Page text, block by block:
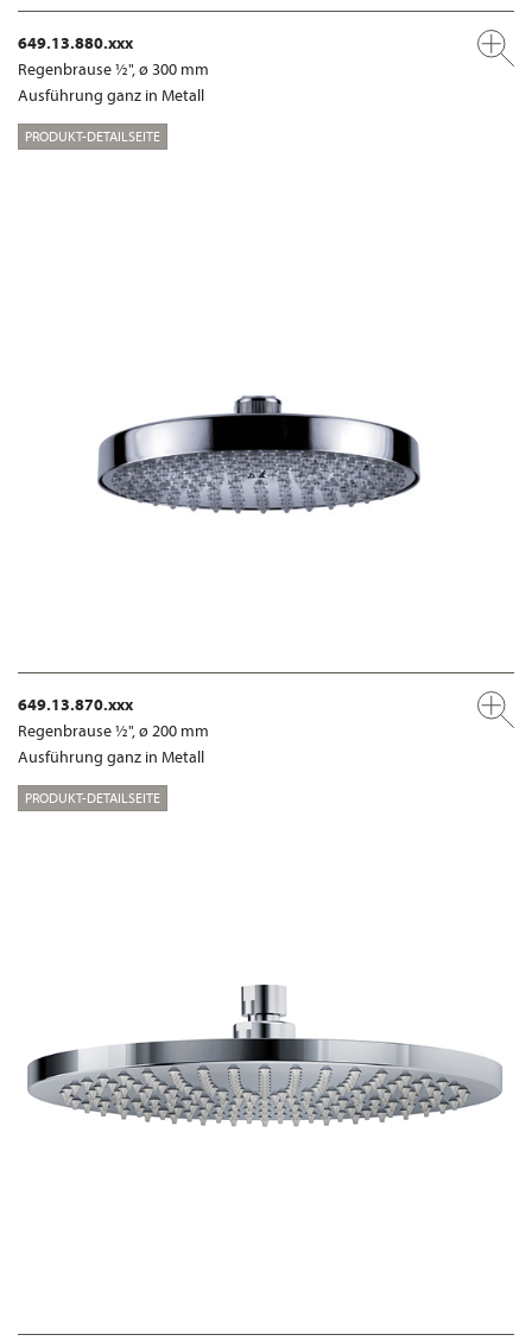
649.13.880.xxx
Regenbrause ½", ø 300 mm
Ausführung ganz in Metall
PRODUKT-DETAILSEITE
649.13.870.xxx
Regenbrause ½", ø 200 mm
Ausführung ganz in Metall
PRODUKT-DETAILSEITE